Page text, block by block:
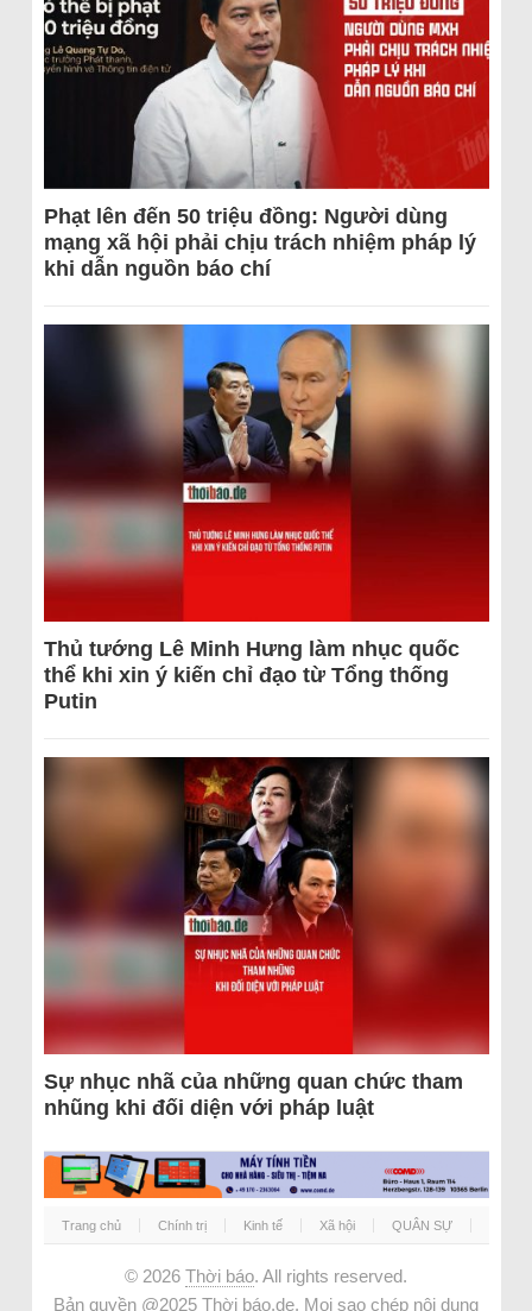
Phạt lên đến 50 triệu đồng: Người dùng
mạng xã hội phải chịu trách nhiệm pháp lý
khi dẫn nguồn báo chí
Thủ tướng Lê Minh Hưng làm nhục quốc
thể khi xin ý kiến chỉ đạo từ Tổng thống
Putin
Sự nhục nhã của những quan chức tham
nhũng khi đối diện với pháp luật
Trang chủ Chính trị Kinh tế Xã hội QUÂN SỰ
© 2026 Thời báo. All rights reserved.
Bản quyền @2025 Thời báo.de. Mọi sao chép nội dung